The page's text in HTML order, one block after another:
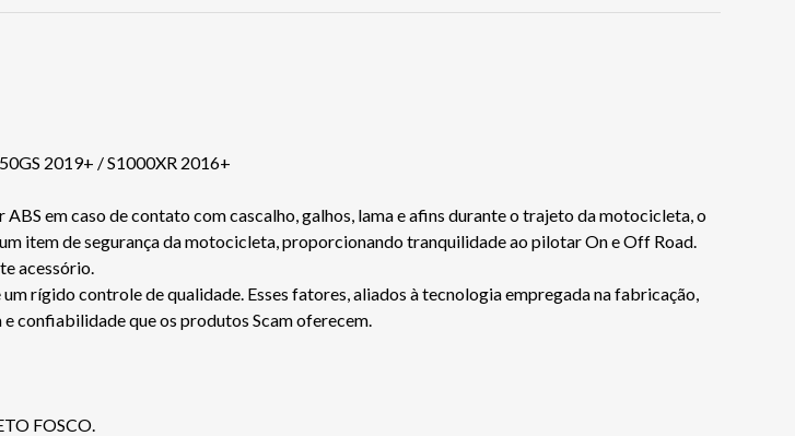
2019+ / S1000XR 2016+
em caso de contato com cascalho, galhos, lama e afins durante o trajeto da motocicleta, o
item de segurança da motocicleta, proporcionando tranquilidade ao pilotar On e Off Road.
acessório.
rígido controle de qualidade. Esses fatores, aliados à tecnologia empregada na fabricação,
confiabilidade que os produtos Scam oferecem.
FOSCO.